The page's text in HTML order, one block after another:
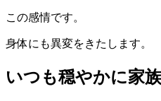
この感情です。
身体にも異変をきたします。
いつも穏やかに家